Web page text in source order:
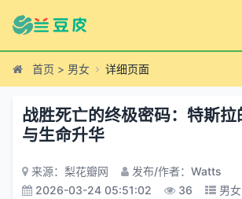
首页 > 男女 详细页面
战胜死亡的终极密码：特斯拉
与生命升华
来源：梨花瓣网
发布/作者：Watts
2026-03-24 05:51:02
36 男女